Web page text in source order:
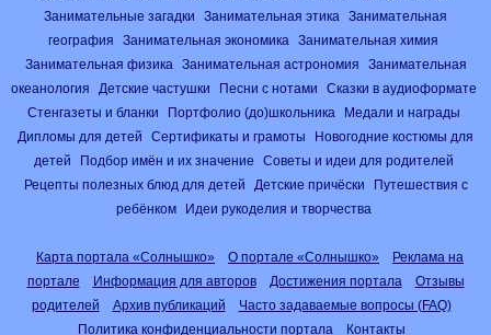
Занимательные загадки
Занимательная этика
Занимательная
география
Занимательная экономика
Занимательная химия
Занимательная физика
Занимательная астрономия
Занимательная
океанология
Детские частушки Песни с нотами
Сказки в аудиоформате
Стенгазеты и бланки
Портфолио (до)школьника
Медали и награды
Дипломы для детей
Сертификаты и грамоты
Новогодние костюмы для
детей
Подбор имён и их значение
Советы и идеи для родителей
Рецепты полезных блюд для детей
Детские причёски
Путешествия с
ребёнком
Идеи рукоделия и творчества
Карта портала «Солнышко» О портале «Солнышко»
Реклама на
портале
Информация для авторов Достижения портала
Отзывы
родителей
Архив публикаций
Часто задаваемые вопросы (FAQ)
Политика конфиденциальности портала
Контакты